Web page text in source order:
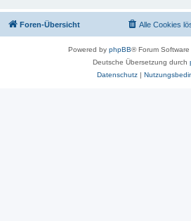
Foren-Übersicht Alle Cookies
Powered by phpBB® Forum
Deutsche Übersetzung durch
Datenschutz|